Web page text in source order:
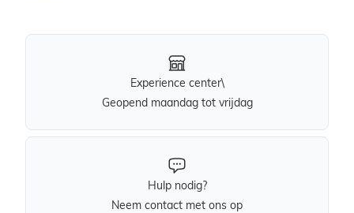
Experience center\
Geopend maandag tot vrijdag
Hulp nodig?
Neem contact met ons op